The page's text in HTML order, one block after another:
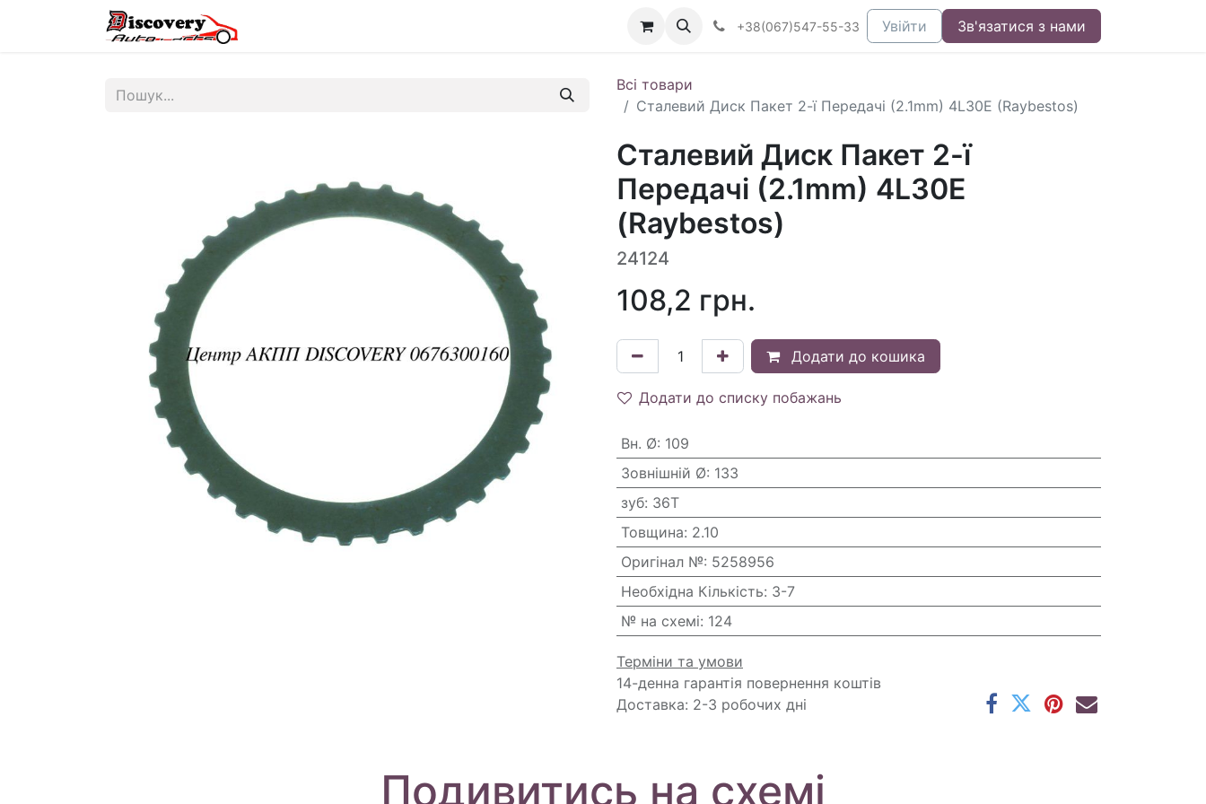
+38(067)547-55-33 Увійти Зв'язатися з нами
Всі товари
Сталевий Диск Пакет 2-ї Передачі (2.1mm) 4L30E (Raybestos)
Сталевий Диск Пакет 2-ї
Передачі (2.1mm) 4L30E
(Raybestos)
24124
108,2 грн.
Додати до кошика
Додати до списку побажань
Вн. Ø: 109
Зовнішній Ø: 133
зуб: 36T
Товщина: 2.10
Оригінал №: 5258956
Необхідна Кількість: 3-7
№ на схемі: 124
Терміни та умови
14-денна гарантія повернення коштів
Доставка: 2-3 робочих дні
Подивитись на схемі